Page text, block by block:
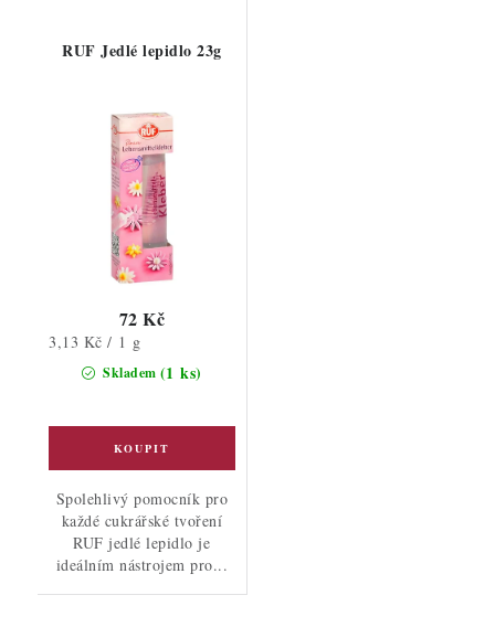
RUF Jedlé lepidlo 23g
Skladem (1 ks)
72 Kč
Měrná
3,13 Kč / 1 g
Spolehlivý pomocník pro
každé cukrářské tvoření
RUF jedlé lepidlo je
ideálním nástrojem pro...